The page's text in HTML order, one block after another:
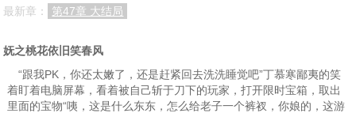
最新章：
第47章 大结局
妩之桃花依旧笑春风
“跟我PK，你还太嫩了，还是赶紧回去洗洗睡觉吧”丁慕寒鄙夷的笑
着盯着电脑屏幕，看着被自己斩于刀下的玩家，打开限时宝箱，取出
里面的宝物“咦，这是什么东东，怎么给老子一个裤衩，你娘的，这游